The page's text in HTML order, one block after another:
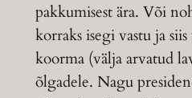
pakkumisest ära. Või
korraks isegi vastu ja
koorma (välja arvatud
õlgadele. Nagu